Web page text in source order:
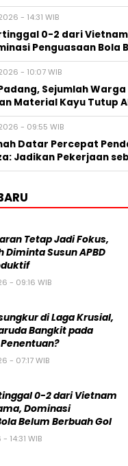
- 14:31 WIB
0-2 dari
Penguasaan Bola
- 10:07 WIB
Sejumlah
Material Kayu Tutup
- 09:55 WIB
Datar Percepat
Jadikan Pekerjaan
Tetap Jadi Fokus,
Diminta Susun APBD
- 09:16 WIB
di Laga Krusial,
Bangkit pada
- 07:17 WIB
0-2 dari Vietnam
Dominasi
Belum Berbuah Gol
14:31 WIB